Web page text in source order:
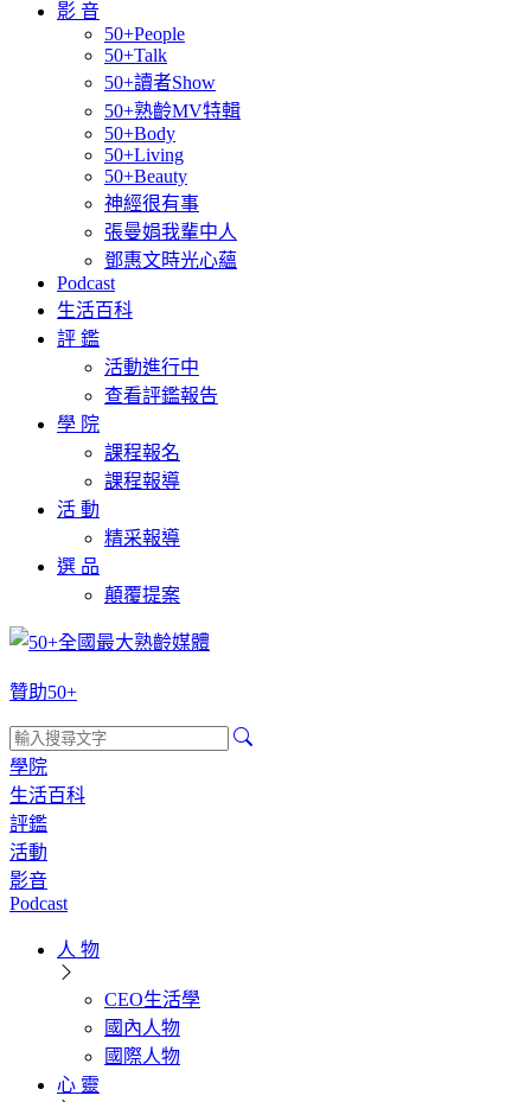
影 音
50+People
50+Talk
50+讀者Show
50+熟齡MV特輯
50+Body
50+Living
50+Beauty
神經很有事
張曼娟我輩中人
鄧惠文時光心蘊
Podcast
生活百科
評 鑑
活動進行中
查看評鑑報告
學 院
課程報名
課程報導
活 動
精采報導
選 品
顛覆提案
贊助50+
學院
生活百科
評鑑
活動
影音
Podcast
人 物
CEO生活學
國內人物
國際人物
心 靈